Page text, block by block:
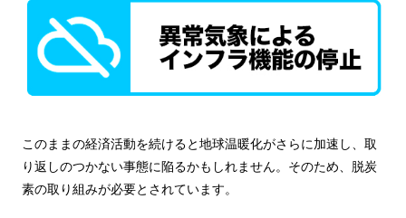
このままの経済活動を続けると地球温暖化がさらに加速し、取
り返しのつかない事態に陥るかもしれません。そのため、脱炭
素の取り組みが必要とされています。